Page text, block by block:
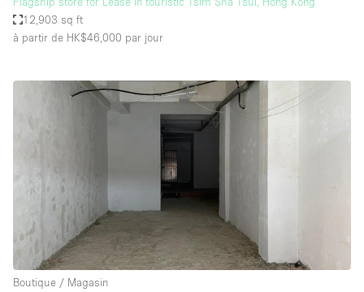
12,903 sq ft
à partir de HK$46,000 par jour
Boutique / Magasin